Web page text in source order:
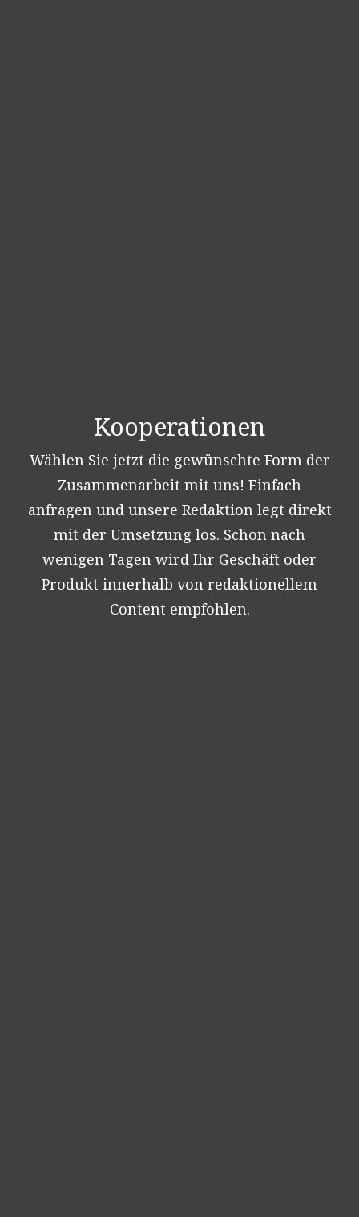
Kooperationen
Wählen Sie jetzt die gewünschte Form der
Zusammenarbeit mit uns! Einfach
anfragen und unsere Redaktion legt direkt
mit der Umsetzung los. Schon nach
wenigen Tagen wird Ihr Geschäft oder
Produkt innerhalb von redaktionellem
Content empfohlen.